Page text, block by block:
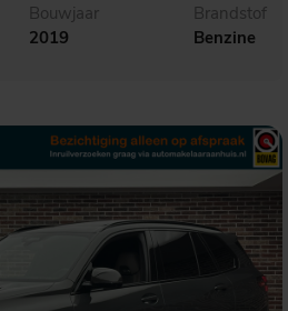
Bouwjaar
2019
Brandstof
Benzine